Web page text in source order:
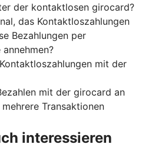
der kontaktlosen girocard?
das Kontaktloszahlungen
Bezahlungen per
mit der
mit der girocard an
Transaktionen
interessieren